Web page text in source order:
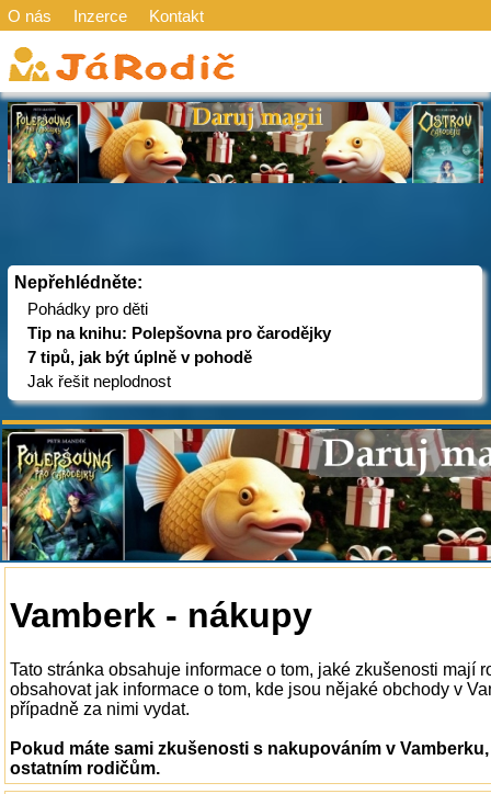
O nás Inzerce Kontakt
Nepřehlédněte:
Pohádky pro děti
Tip na knihu: Polepšovna pro čarodějky
7 tipů, jak být úplně v pohodě
Jak řešit neplodnost
Vamberk - nákupy
Tato stránka obsahuje informace o tom, jaké zkušenosti mají
obsahovat jak informace o tom, kde jsou nějaké obchody v
případně za nimi vydat.
Pokud máte sami zkušenosti s nakupováním v
ostatním rodičům.